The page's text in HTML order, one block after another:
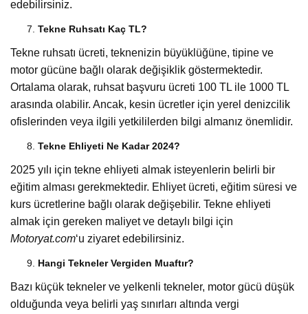
edebilirsiniz.
Tekne Ruhsatı Kaç TL?
Tekne ruhsatı ücreti, teknenizin büyüklüğüne, tipine ve
motor gücüne bağlı olarak değişiklik göstermektedir.
Ortalama olarak, ruhsat başvuru ücreti 100 TL ile 1000 TL
arasında olabilir. Ancak, kesin ücretler için yerel denizcilik
ofislerinden veya ilgili yetkililerden bilgi almanız önemlidir.
Tekne Ehliyeti Ne Kadar 2024?
2025 yılı için tekne ehliyeti almak isteyenlerin belirli bir
eğitim alması gerekmektedir. Ehliyet ücreti, eğitim süresi ve
kurs ücretlerine bağlı olarak değişebilir. Tekne ehliyeti
almak için gereken maliyet ve detaylı bilgi için
Motoryat.com‘u ziyaret edebilirsiniz.
Hangi Tekneler Vergiden Muaftır?
Bazı küçük tekneler ve yelkenli tekneler, motor gücü düşük
olduğunda veya belirli yaş sınırları altında vergi